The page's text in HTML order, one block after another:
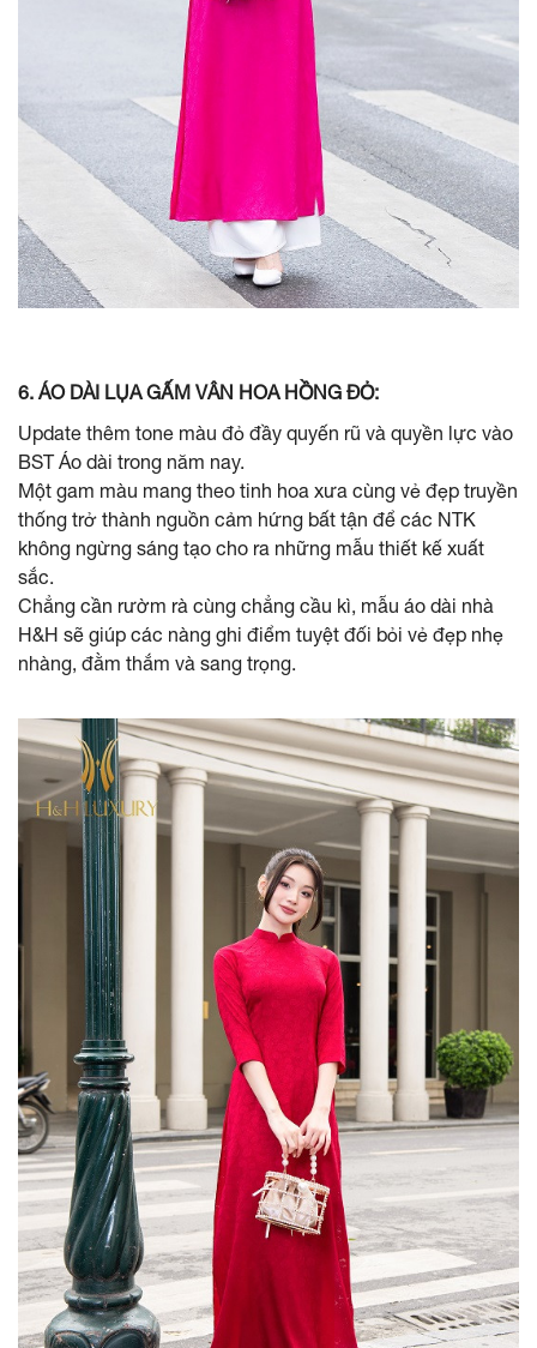
6. ÁO DÀI LỤA GẤM VÂN HOA HỒNG ĐỎ:
Update thêm tone màu đỏ đầy quyến rũ và quyền lực vào
BST Áo dài trong năm nay.
Một gam màu mang theo tinh hoa xưa cùng vẻ đẹp truyền
thống trở thành nguồn cảm hứng bất tận để các NTK
không ngừng sáng tạo cho ra những mẫu thiết kế xuất
sắc.
Chẳng cần rườm rà cùng chẳng cầu kì, mẫu áo dài nhà
H&H sẽ giúp các nàng ghi điểm tuyệt đối bỏi vẻ đẹp nhẹ
nhàng, đằm thắm và sang trọng.